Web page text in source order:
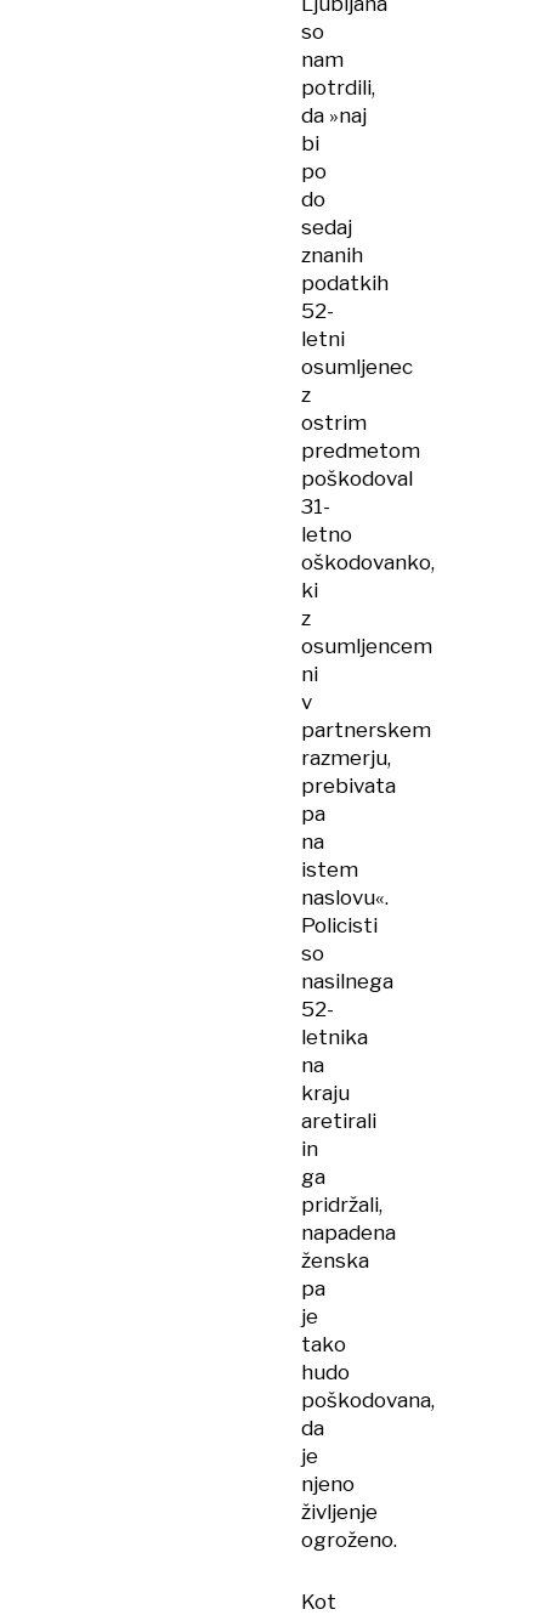
so
nam
potrdili,
da »naj
bi
po
do
sedaj
znanih
podatkih
52-
letni
osumljenec
z
ostrim
predmetom
poškodoval
31-
letno
oškodovanko,
ki
z
osumljencem
ni
v
partnerskem
razmerju,
prebivata
pa
na
istem
naslovu«.
Policisti
so
nasilnega
52-
letnika
na
kraju
aretirali
in
ga
pridržali,
napadena
ženska
pa
je
tako
hudo
poškodovana,
da
je
njeno
življenje
ogroženo.
Kot